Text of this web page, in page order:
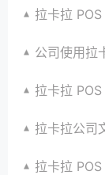
拉卡拉
公司使用拉
拉卡拉
拉卡拉公司
拉卡拉